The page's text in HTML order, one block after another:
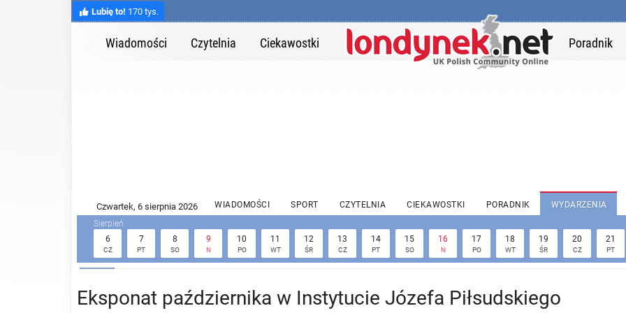
Lubię to! 170 tys.
Wiadomości Czytelnia Ciekawostki Poradnik
WIADOMOŚCI SPORT CZYTELNIA CIEKAWOSTKI PORADNIK WYDARZENIA
6
CZ
7
PT
8
SO
9
N
10
PO
11
WT
12
ŚR
13
CZ
14
PT
15
SO
16
N
17
PO
18
WT
19
ŚR
20
CZ
21
PT
Eksponat października w Instytucie Józefa Piłsudskiego